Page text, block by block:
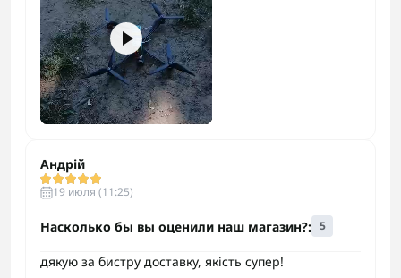
Андрій
19 июля (11:25)
Насколько бы вы оценили наш магазин?: 5
дякую за бистру доставку, якість супер!